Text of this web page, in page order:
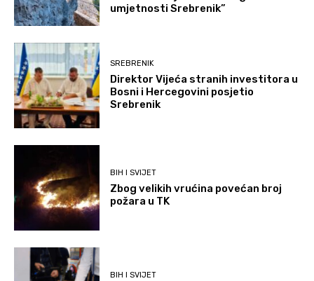
umjetnosti Srebrenik”
SREBRENIK
Direktor Vijeća stranih investitora u
Bosni i Hercegovini posjetio
Srebrenik
BIH I SVIJET
Zbog velikih vrućina povećan broj
požara u TK
BIH I SVIJET